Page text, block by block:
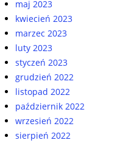
maj 2023
kwiecień 2023
marzec 2023
luty 2023
styczeń 2023
grudzień 2022
listopad 2022
październik 2022
wrzesień 2022
sierpień 2022